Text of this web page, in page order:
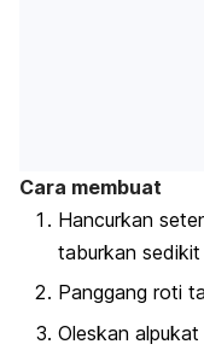
Cara membuat
Hancurkan
taburkan
Panggang roti
Oleskan